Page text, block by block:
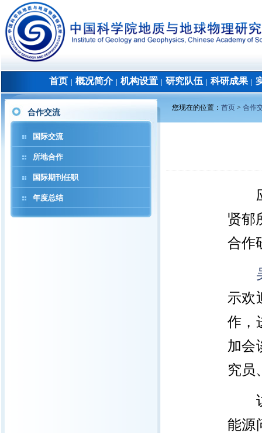
首页 概况简介│ 机构设置 研究队伍 科研成果│
合作交流
国际交流
所地合作
国际期刊任职
年度总结
您现在的位置： 首页 > 合作
贤郁
合作
示欢
作，
加会
究员
能源